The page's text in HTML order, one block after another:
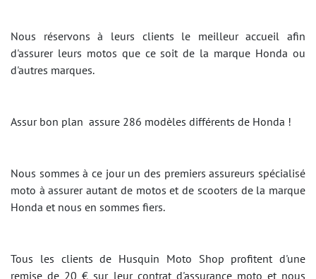
Nous réservons à leurs clients le meilleur accueil afin
d'assurer leurs motos que ce soit de la marque Honda ou
d'autres marques.
Assur bon plan assure 286 modèles différents de Honda !
Nous sommes à ce jour un des premiers assureurs spécialisé
moto à assurer autant de motos et de scooters de la marque
Honda et nous en sommes fiers.
Tous les clients de Husquin Moto Shop profitent d'une
remise de 20 € sur leur contrat d'assurance moto et nous